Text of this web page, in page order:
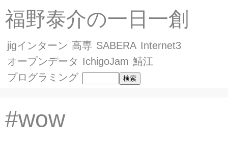
福野泰介の一日一創
jigインターン 高専 SABERA Internet3
オープンデータ IchigoJam 鯖江
プログラミング
#wow